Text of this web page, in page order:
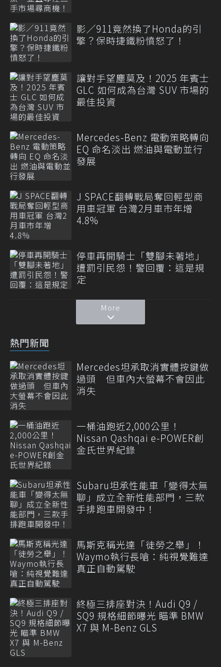
影／911竟然換了Honda的引
擎？保時捷鐵粉憤怒了！
讓對手望塵莫及！2025 年賓士
GLC 如何成為台灣 SUV 市場的
最佳投資
Mercedes-Benz 電動策略轉向
EQ 命名淡出 燃油與電動並行
發展
J SPACE翻轉戰局奪回輕型商
用車冠軍 台灣2月車市年增
4.8%
停車再開騎士「雙腳未著地」
遭罰引民怨！警回覆：這是規
定
More
熱門新聞
Mercedes坦承取消實體按鍵做
過頭 但車內大螢幕不會因此
消失
一桶油跑近2,000公里！
Nissan Qashqai e-POWER創
金氏世界紀錄
Subaru坦承性能車「變得太無
聊」成立全新性能部門，三款
手排跑車開發中！
馬斯克稱光達「徒勞之舉」！
Waymo執行長嗆：純視覺難達
真正自動駕駛
終極三排座對決！Audi Q9 /
SQ9 規格細節曝光 瞄準 BMW
X7 與 M-Benz GLS